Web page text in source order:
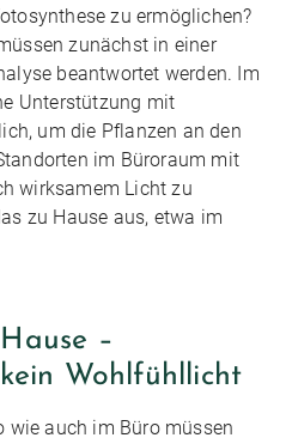
zu ermöglichen?
zunächst in einer
beantwortet werden. Im
Unterstützung mit
um die Pflanzen an den
im Büroraum mit
wirksamem Licht zu
zu Hause aus, etwa im
–
Wohlfühllicht
wie auch im Büro müssen